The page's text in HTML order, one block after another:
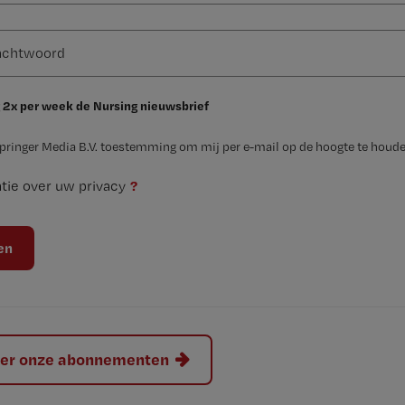
2x per week de Nursing nieuwsbrief
Media B.V. toestemming om mij per e-mail op de hoogte te
over uw privacy ?
onze abonnementen